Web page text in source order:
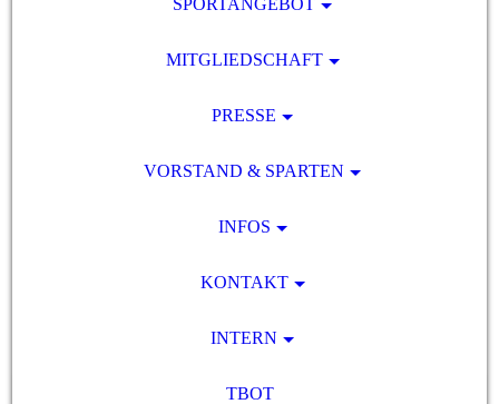
SPORTANGEBOT
MITGLIEDSCHAFT
PRESSE
VORSTAND & SPARTEN
INFOS
KONTAKT
INTERN
TBOT